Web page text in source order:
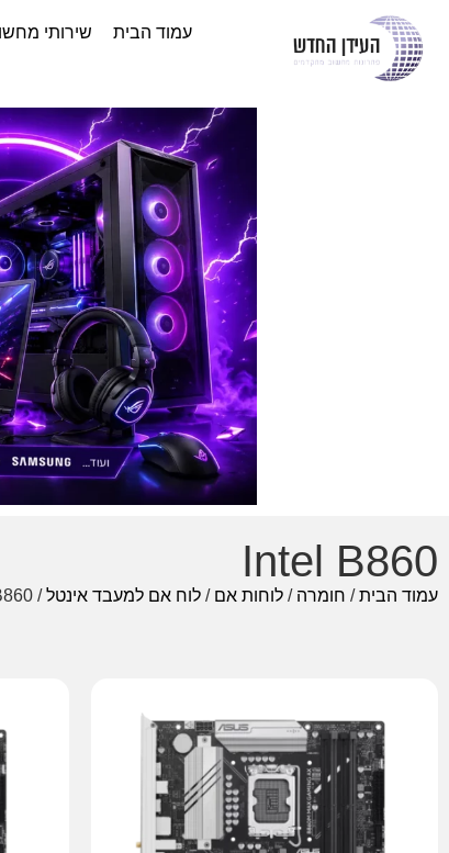
עמוד הבית שירותי
Intel B860
עמוד הבית/ חומרה / לוחות אם / לוח אם למעבד אינטל/ Intel B860